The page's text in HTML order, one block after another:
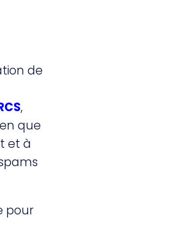
de
,
que
et à
pour